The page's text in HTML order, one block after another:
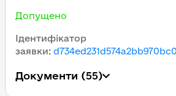
Допущено
Ідентифікатор
заявки:
Документи (55)